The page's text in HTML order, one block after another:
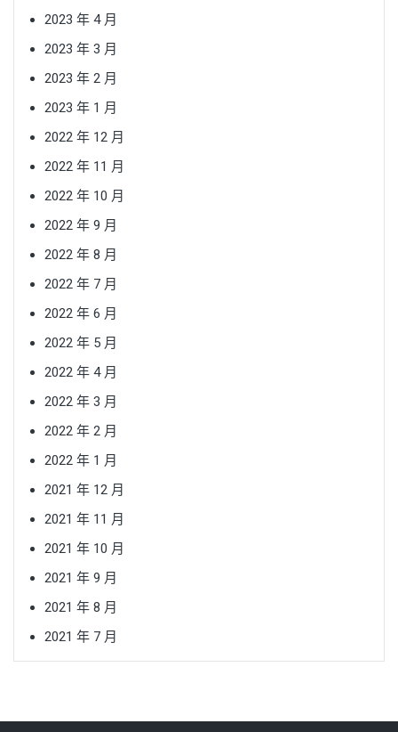
2023 年 4 月
2023 年 3 月
2023 年 2 月
2023 年 1 月
2022 年 12 月
2022 年 11 月
2022 年 10 月
2022 年 9 月
2022 年 8 月
2022 年 7 月
2022 年 6 月
2022 年 5 月
2022 年 4 月
2022 年 3 月
2022 年 2 月
2022 年 1 月
2021 年 12 月
2021 年 11 月
2021 年 10 月
2021 年 9 月
2021 年 8 月
2021 年 7 月